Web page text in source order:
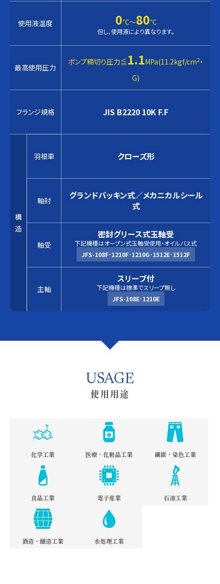
使用液温度 0℃〜80℃
但し、使用液により異なります。
最高使用圧力
ポンプ締切り圧力≦1.1MPa(11.2kgf/cm2・
G)
フランジ規格 JIS B2220 10K F.F
構
造
羽根車 クローズ形
軸封
グランドパッキン式／メカニカルシール
式
軸受
密封グリース式玉軸受
下記機種はオープン式玉軸受使用・オイルバス式
JFS-108F･1210F･1210G･1512E･1512F
主軸
スリーブ付
下記機種は標準でスリープ無し
JFS-108E･1210E
USAGE
使用用途
化学工業 医療・化粧品工業 繊維・染色工業
食品工業 電子産業 石油工業
酒造・醸造工業 水処理工業